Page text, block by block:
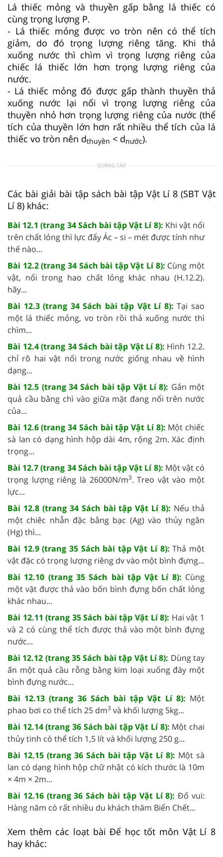
Lá thiếc mỏng và thuyền gấp bằng lá thiếc có
cùng trọng lượng P.
- Lá thiếc mỏng được vo tròn nên có thể tích
giảm, do đó trọng lượng riêng tăng. Khi thả
xuống nước thì chìm vì trọng lượng riêng của
chiếc lá thiếc lớn hơn trọng lượng riêng của
nước.
- Lá thiếc mỏng đó được gấp thành thuyền thả
xuống nước lại nổi vì trọng lượng riêng của
thuyền nhỏ hơn trọng lượng riêng của nước (thể
tích của thuyền lớn hơn rất nhiều thể tích của lá
thiếc vo tròn nên dthuyền < dnước).
QUẢNG CÁO
Các bài giải bài tập sách bài tập Vật Lí 8 (SBT Vật
Lí 8) khác:
Bài 12.1 (trang 34 Sách bài tập Vật Lí 8): Khi vật nổi
trên chất lỏng thì lực đẩy Ác – si – mét được tính như
thế nào...
Bài 12.2 (trang 34 Sách bài tập Vật Lí 8): Cùng một
vật, nổi trong hao chất lỏng khác nhau (H.12.2).
hãy...
Bài 12.3 (trang 34 Sách bài tập Vật Lí 8): Tại sao
một lá thiếc mỏng, vo tròn rồi thả xuống nước thì
chìm...
Bài 12.4 (trang 34 Sách bài tập Vật Lí 8): Hình 12.2.
chỉ rõ hai vật nổi trong nước giống nhau về hình
dạng...
Bài 12.5 (trang 34 Sách bài tập Vật Lí 8): Gắn một
quả cầu bằng chì vào giữa mặt đang nổi trên nước
của...
Bài 12.6 (trang 34 Sách bài tập Vật Lí 8): Một chiếc
sà lan có dạng hình hộp dài 4m, rộng 2m. Xác định
trọng...
Bài 12.7 (trang 34 Sách bài tập Vật Lí 8): Một vật có
trọng lượng riêng là 26000N/m3. Treo vật vào một
lực...
Bài 12.8 (trang 34 Sách bài tập Vật Lí 8): Nếu thả
một chiêc nhẫn đặc bằng bạc (Ag) vào thủy ngân
(Hg) thì...
Bài 12.9 (trang 35 Sách bài tập Vật Lí 8): Thả một
vật đặc có trọng lượng riêng dv vào một bình đựng...
Bài 12.10 (trang 35 Sách bài tập Vật Lí 8): Cùng
một vật được thả vào bốn bình đựng bốn chất lỏng
khác nhau...
Bài 12.11 (trang 35 Sách bài tập Vật Lí 8): Hai vật 1
và 2 có cùng thể tích được thả vào một bình đựng
nước...
Bài 12.12 (trang 35 Sách bài tập Vật Lí 8): Dùng tay
ấn một quả cầu rỗng bằng kim loại xuống đáy một
bình đựng nước...
Bài 12.13 (trang 36 Sách bài tập Vật Lí 8): Một
phao bơi co thể tích 25 dm3 và khối lượng 5kg...
Bài 12.14 (trang 36 Sách bài tập Vật Lí 8): Một chai
thủy tinh có thể tích 1,5 lít và khối lượng 250 g...
Bài 12.15 (trang 36 Sách bài tập Vật Lí 8): Một sà
lan có dạng hình hộp chữ nhật có kích thước là 10m
× 4m × 2m...
Bài 12.16 (trang 36 Sách bài tập Vật Lí 8): Đố vui:
Hàng năm có rất nhiều du khách thăm Biển Chết...
Xem thêm các loạt bài Để học tốt môn Vật Lí 8
hay khác: